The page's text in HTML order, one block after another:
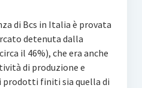
di Bcs in Italia è provata
detenuta dalla
il 46%), che era anche
di produzione e
prodotti finiti sia quella di